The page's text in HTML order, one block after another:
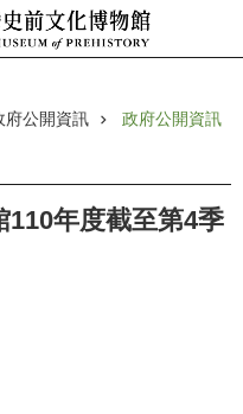
府公開資訊 政府公開資訊
110年度截至第4季